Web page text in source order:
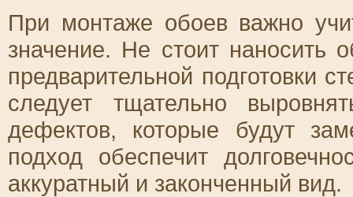
При монтаже обоев важно
значение. Не стоит наносить
предварительной подготовки
следует тщательно
дефектов, которые будут
подход обеспечит
аккуратный и законченный вид.